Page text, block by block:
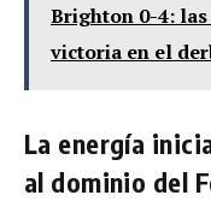
Brighton 0-4:
victoria en el
La energía
al dominio del